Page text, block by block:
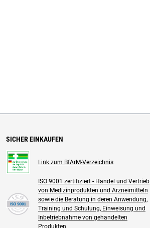
SICHER EINKAUFEN
Link zum BfArM-Verzeichnis
ISO 9001 zertifiziert - Handel und Vertrieb
von Medizinprodukten und Arzneimitteln
sowie die Beratung in deren Anwendung,
Training und Schulung, Einweisung und
Inbetriebnahme von gehandelten
Produkten.